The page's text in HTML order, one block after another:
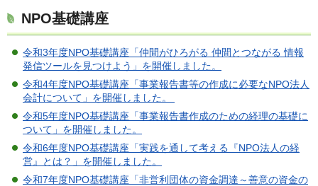
NPO基礎講座
令和3年度NPO基礎講座「仲間がひろがる 仲間とつながる 情報
発信ツールを見つけよう」を開催しました。
令和4年度NPO基礎講座「事業報告書等の作成に必要なNPO法人
会計について」を開催しました。
令和5年度NPO基礎講座「事業報告書作成のための経理の基礎に
ついて」を開催しました。
令和6年度NPO基礎講座「実践を通して考える『NPO法人の経
営』とは？」を開催しました。
令和7年度NPO基礎講座「非営利団体の資金調達～善意の資金の